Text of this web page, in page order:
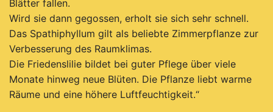
Blätter fallen.
Wird sie dann gegossen, erholt sie sich sehr schnell.
Das Spathiphyllum gilt als beliebte Zimmerpflanze zur
Verbesserung des Raumklimas.
Die Friedenslilie bildet bei guter Pflege über viele
Monate hinweg neue Blüten. Die Pflanze liebt warme
Räume und eine höhere Luftfeuchtigkeit.“